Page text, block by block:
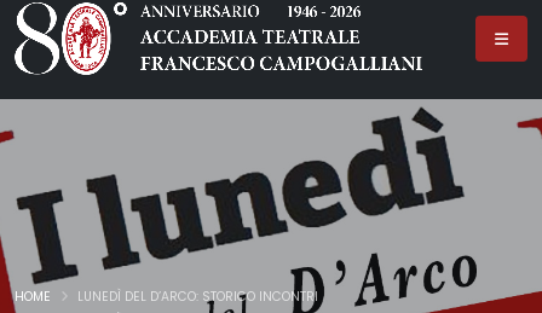
HOME LUNEDÌ DEL D’ARCO: STORICO INCONTRI